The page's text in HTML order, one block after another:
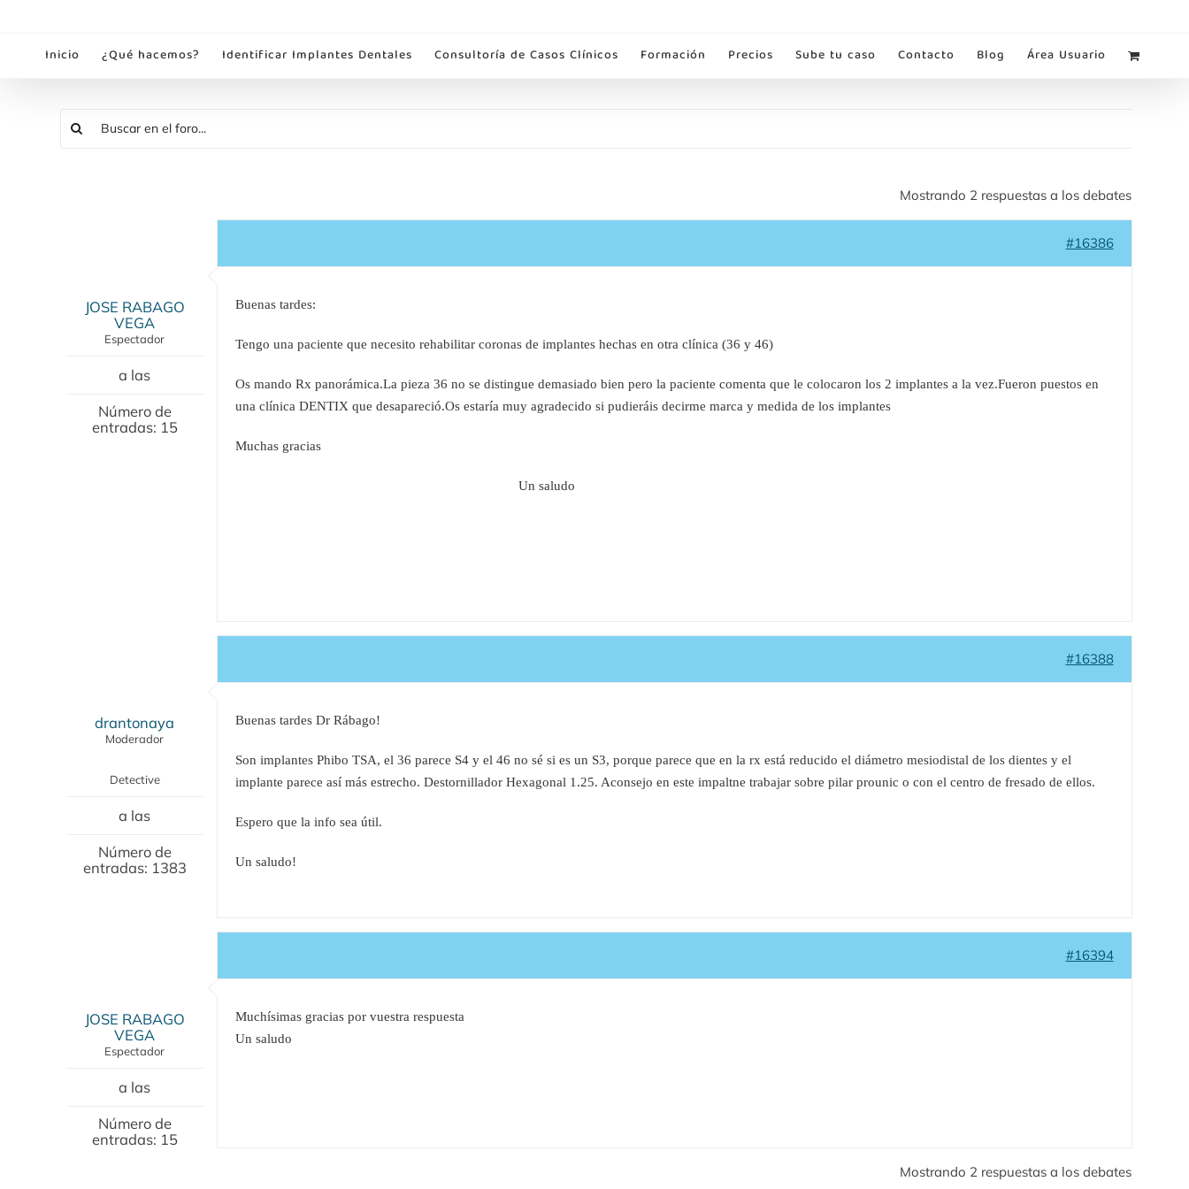
contenidoInicio ¿Qué hacemos? Identificar Implantes Dentales Consultoría de Casos Clínicos Formación Precios Sube tu caso Contacto Blog Área Usuario
Mostrando 2 respuestas a los debates
JOSE RABAGO
VEGA
Espectador
a las
Número de
entradas: 15
#16386
Buenas tardes:
Tengo una paciente que necesito rehabilitar coronas de implantes hechas en otra clínica (36 y 46)
Os mando Rx panorámica.La pieza 36 no se distingue demasiado bien pero la paciente comenta que le colocaron los 2 implantes a la vez.Fueron puestos en
una clínica DENTIX que desapareció.Os estaría muy agradecido si pudieráis decirme marca y medida de los implantes
Muchas gracias
Un saludo
drantonaya
Moderador
Detective
a las
Número de
entradas: 1383
#16388
Buenas tardes Dr Rábago!
Son implantes Phibo TSA, el 36 parece S4 y el 46 no sé si es un S3, porque parece que en la rx está reducido el diámetro mesiodistal de los dientes y el
implante parece así más estrecho. Destornillador Hexagonal 1.25. Aconsejo en este impaltne trabajar sobre pilar prounic o con el centro de fresado de ellos.
Espero que la info sea útil.
Un saludo!
JOSE RABAGO
VEGA
Espectador
a las
Número de
entradas: 15
#16394
Muchísimas gracias por vuestra respuesta
Un saludo
Mostrando 2 respuestas a los debates